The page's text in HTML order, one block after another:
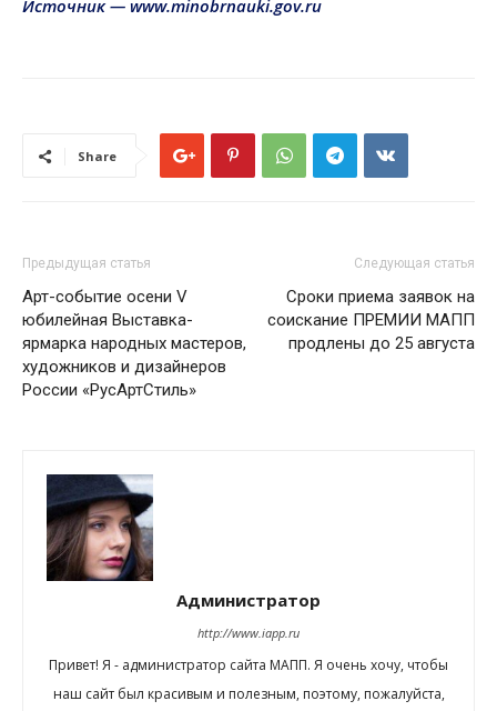
Источник — www.minobrnauki.gov.ru
Share
Предыдущая статья
Арт-событие осени V
юбилейная Выставка-
ярмарка народных мастеров,
художников и дизайнеров
России «РусАртСтиль»
Следующая статья
Сроки приема заявок на
соискание ПРЕМИИ МАПП
продлены до 25 августа
Администратор
http://www.iapp.ru
Привет! Я - администратор сайта МАПП. Я очень хочу, чтобы
наш сайт был красивым и полезным, поэтому, пожалуйста,